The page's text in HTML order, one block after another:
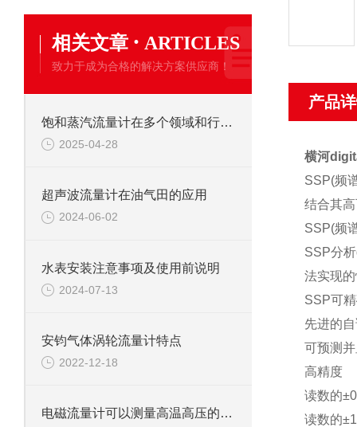
相关文章 · ARTICLES
致力于成为合格的解决方案供应商！
饱和蒸汽流量计在多个领域和行业中都有广泛的应用
2025-04-28
超声波流量计在油气田的应用
2024-06-02
水表安装注意事项及使用前说明
2024-07-13
安钧气体涡轮流量计特点
2022-12-18
电磁流量计可以测量高温高压的液体吗?
产品
横河
SSP(频
结合其
SSP(频
SSP分
法实现
SSP可
先进的
可预测
高精度
读数的
读数的